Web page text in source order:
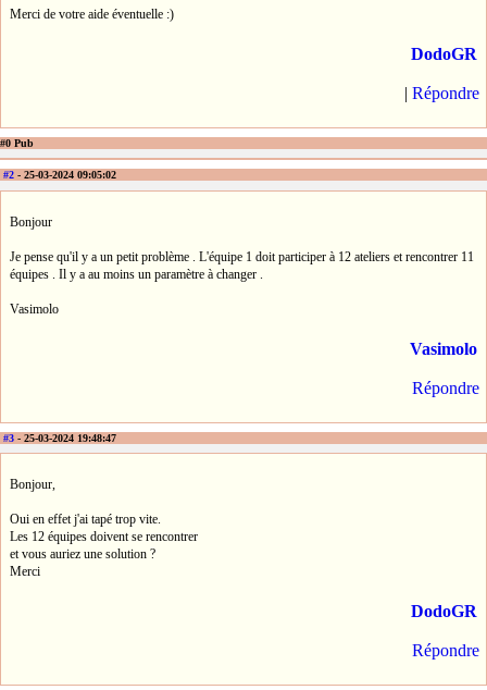
Merci de votre aide éventuelle :)
DodoGR
| Répondre
#0 Pub
#2 - 25-03-2024 09:05:02
Bonjour
Je pense qu'il y a un petit problème . L'équipe 1 doit participer à 12 ateliers et rencontrer 11
équipes . Il y a au moins un paramètre à changer .
Vasimolo
Vasimolo
Répondre
#3 - 25-03-2024 19:48:47
Bonjour,
Oui en effet j'ai tapé trop vite.
Les 12 équipes doivent se rencontrer
et vous auriez une solution ?
Merci
DodoGR
Répondre